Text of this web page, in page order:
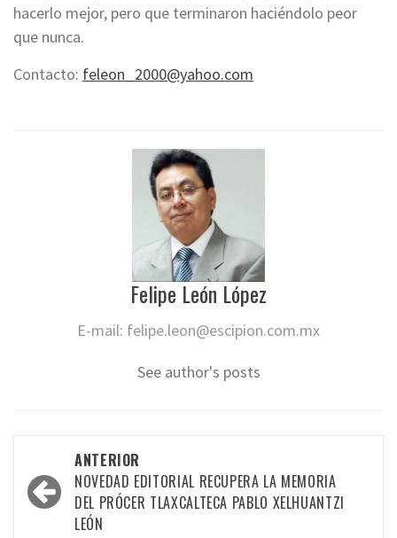
hacerlo mejor, pero que terminaron haciéndolo peor
que nunca.
Contacto: feleon_2000@yahoo.com
Felipe León López
E-mail: felipe.leon@escipion.com.mx
See author's posts
Navegación
por
las
ANTERIOR
NOVEDAD EDITORIAL RECUPERA LA MEMORIA
DEL PRÓCER TLAXCALTECA PABLO XELHUANTZI
LEÓN